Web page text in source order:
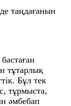
таңдағанын
тұтарлық
Бұл тек
тұрмыста,
әмбебап